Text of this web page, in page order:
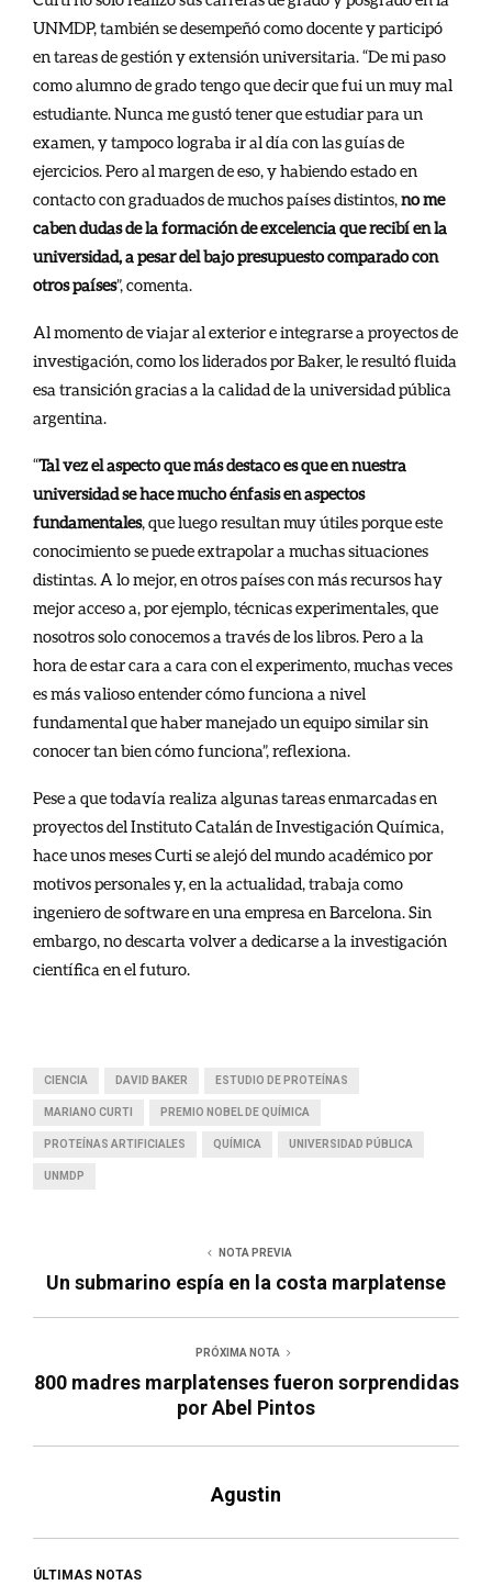
UNMDP, también se desempeñó como docente y participó
en tareas de gestión y extensión universitaria. “De mi paso
como alumno de grado tengo que decir que fui un muy mal
estudiante. Nunca me gustó tener que estudiar para un
examen, y tampoco lograba ir al día con las guías de
ejercicios. Pero al margen de eso, y habiendo estado en
contacto con graduados de muchos países distintos,no me
caben dudas de la formación de excelencia que recibí en la
universidad, a pesar del bajo presupuesto comparado con
otros países”, comenta.
Al momento de viajar al exterior e integrarse a proyectos de
investigación, como los liderados por Baker, le resultó fluida
esa transición gracias a la calidad de la universidad pública
argentina.
“Tal vez el aspecto que más destaco es que en nuestra
universidad se hace mucho énfasis en aspectos
fundamentales, que luego resultan muy útiles porque este
conocimiento se puede extrapolar a muchas situaciones
distintas. A lo mejor, en otros países con más recursos hay
mejor acceso a, por ejemplo, técnicas experimentales, que
nosotros solo conocemos a través de los libros. Pero a la
hora de estar cara a cara con el experimento, muchas veces
es más valioso entender cómo funciona a nivel
fundamental que haber manejado un equipo similar sin
conocer tan bien cómo funciona”, reflexiona.
Pese a que todavía realiza algunas tareas enmarcadas en
proyectos del Instituto Catalán de Investigación Química,
hace unos meses Curti se alejó del mundo académico por
motivos personales y, en la actualidad, trabaja como
ingeniero de software en una empresa en Barcelona. Sin
embargo, no descarta volver a dedicarse a la investigación
científica en el futuro.
CIENCIA DAVID BAKER ESTUDIO DE PROTEÍNAS
MARIANO CURTI PREMIO NOBEL DE QUÍMICA
PROTEÍNAS ARTIFICIALES QUÍMICA UNIVERSIDAD PÚBLICA
UNMDP
NOTA PREVIA
Un submarino espía en la costa marplatense
PRÓXIMA NOTA
800 madres marplatenses fueron sorprendidas
por Abel Pintos
Agustin
ÚLTIMAS NOTAS